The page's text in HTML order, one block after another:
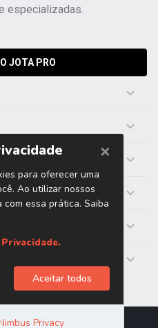
especializadas.
JOTA PRO